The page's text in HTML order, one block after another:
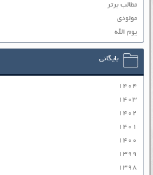
مطالب برتر
مولودی
یوم الله
بایگانی
۱۴۰۴
۱۴۰۳
۱۴۰۲
۱۴۰۱
۱۴۰۰
۱۳۹۹
۱۳۹۸